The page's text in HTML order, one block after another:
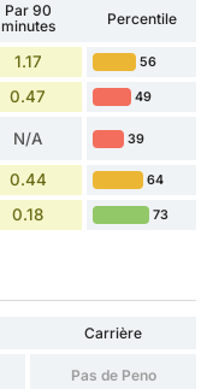
Par 90
minutes
Percentile
1.17 56
0.47 49
N/A 39
0.44 64
0.18 73
Carrière
Pas de Peno